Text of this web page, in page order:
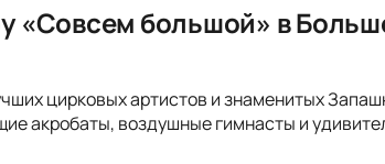
«Совсем большой» в
цирковых артистов и знаменитых
акробаты, воздушные гимнасты и